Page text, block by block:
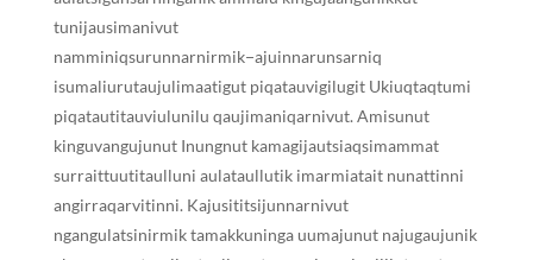
tunijausimanivut
namminiqsurunnarnirmik−ajuinnarunsarniq
isumaliurutaujulimaatigut piqatauvigilugit Ukiuqtaqtumi
piqatautitauviulunilu qaujimaniqarnivut. Amisunut
kinguvangujunut Inungnut kamagijautsiaqsimammat
surraittuutitaulluni aulataullutik imarmiatait nunattinni
angirraqarvitinni. Kajusititsijunnarnivut
ngangulatsinirmik tamakkuninga uumajunut najugaujunik